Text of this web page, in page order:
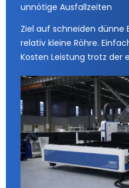
unnötige Ausfallzeiten
Ziel auf schneiden dünne
relativ kleine Röhre.
Kosten Leistung trotz der